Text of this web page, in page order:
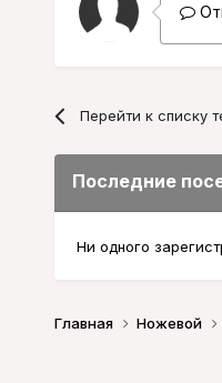
Перейти к списку
Последние
Ни одного
Главная Ножевой